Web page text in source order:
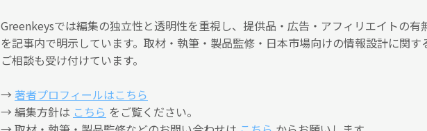
Greenkeysでは編集の独立性と透明性を重視し、提供品・広告・アフィリエイトの有
を記事内で明示しています。取材・執筆・製品監修・日本市場向けの情報設計に関す
ご相談も受け付けています。
→ 著者プロフィールはこちら
→ 編集方針は こちら をご覧ください。